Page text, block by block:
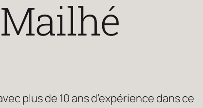
plus de 10 ans d’expérience dans ce